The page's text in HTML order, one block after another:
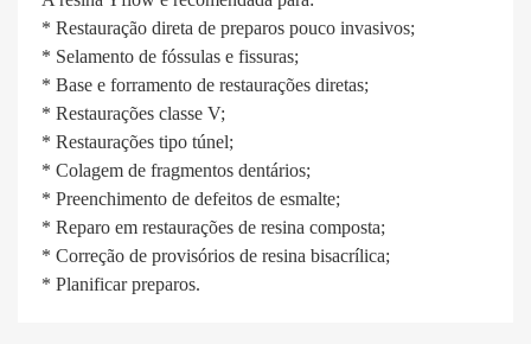
* Restauração direta de preparos pouco invasivos;
* Selamento de fóssulas e fissuras;
* Base e forramento de restaurações diretas;
* Restaurações classe V;
* Restaurações tipo túnel;
* Colagem de fragmentos dentários;
* Preenchimento de defeitos de esmalte;
* Reparo em restaurações de resina composta;
* Correção de provisórios de resina bisacrílica;
* Planificar preparos.